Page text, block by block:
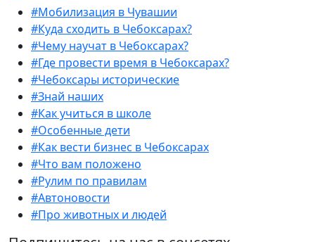
#Мобилизация в Чувашии
#Куда сходить в Чебоксарах?
#Чему научат в Чебоксарах?
#Где провести время в Чебоксарах?
#Чебоксары исторические
#Знай наших
#Как учиться в школе
#Особенные дети
#Как вести бизнес в Чебоксарах
#Что вам положено
#Рулим по правилам
#Автоновости
#Про животных и людей